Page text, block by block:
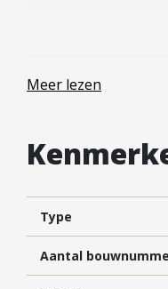
Blog
Vestiging
Vestiging Vleuten-
Vestiging Utrecht
Meer lezen
Type
Aantal